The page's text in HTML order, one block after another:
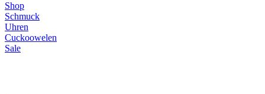
Shop
Schmuck
Uhren
Cuckoowelen
Sale